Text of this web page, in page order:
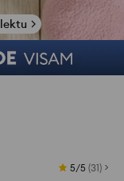
5/5 (31)